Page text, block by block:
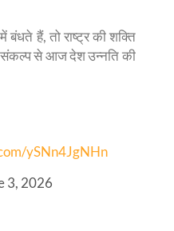
हैं, तो राष्ट्र की शक्ति
संकल्प से आज देश उन्नति की
ySNn4JgNHn
3, 2026